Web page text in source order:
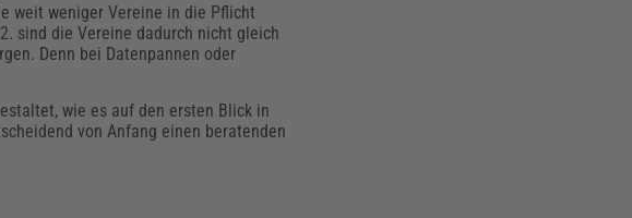
weit weniger Vereine in die Pflicht
sind die Vereine dadurch nicht gleich
Denn bei Datenpannen oder
wie es auf den ersten Blick in
von Anfang einen beratenden